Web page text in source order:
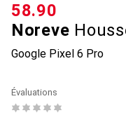
Noreve
Google Pixel 6 Pro
CHF
58.90
Évaluations